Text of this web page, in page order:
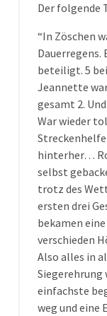
Der folgende
“In Zöschen
Dauerregens.
beteiligt. 5
Jeannette
gesamt 2. Und
War wieder
hinterher…
selbst
trotz des
ersten drei
bekamen
verschieden
Also alles in
Siegerehrung
einfachste
weg und eine